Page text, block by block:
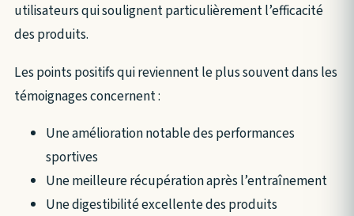
utilisateurs qui soulignent particulièrement l’efficacité
des produits.
Les points positifs qui reviennent le plus souvent dans les
témoignages concernent :
Une amélioration notable des performances
sportives
Une meilleure récupération après l’entraînement
Une digestibilité excellente des produits